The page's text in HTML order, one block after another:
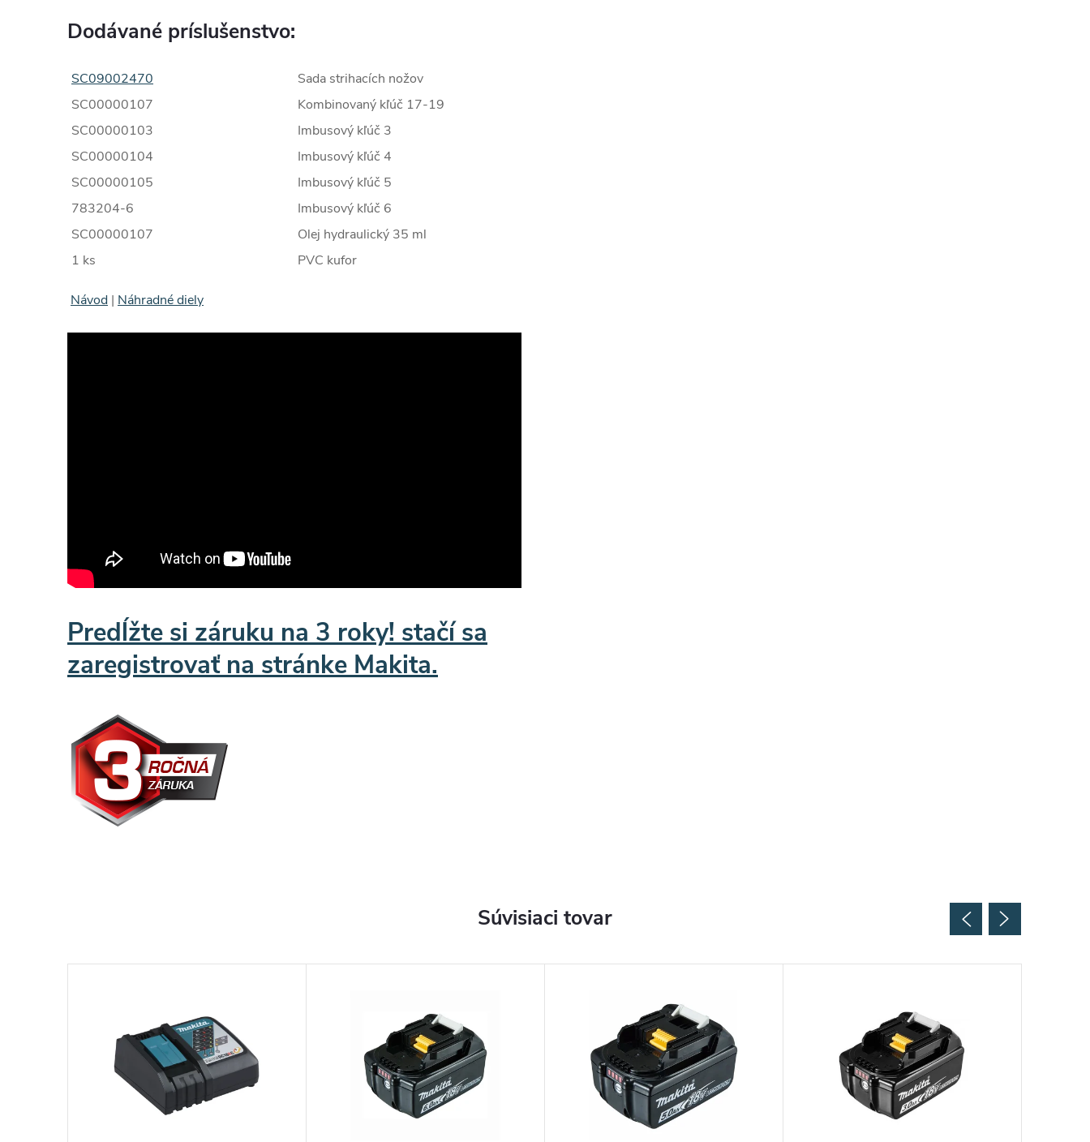
Dodávané príslušenstvo:
SC09002470
Sada strihacích nožov
SC00000107
Kombinovaný kľúč 17-19
SC00000103
Imbusový kľúč 3
SC00000104
Imbusový kľúč 4
SC00000105
Imbusový kľúč 5
783204-6
Imbusový kľúč 6
SC00000107
Olej hydraulický 35 ml
1 ks
PVC kufor
Návod | Náhradné diely
Predĺžte si záruku na 3 roky! stačí sa
zaregistrovať na stránke Makita.
Súvisiaci tovar